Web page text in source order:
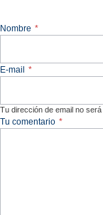
Nombre *
E-mail *
Tu dirección de email no será
Tu comentario *